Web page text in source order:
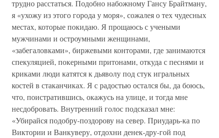
трудно расстаться. Подобно набожному Гансу Брайтману,
я «ухожу из этого города у моря», сожалея о тех чудесных
местах, которые покидаю. Я прощаюсь с учеными
мужчинами и остроумными женщинами,
«забегаловками», биржевыми конторами, где занимаются
спекуляцией, покерными притонами, откуда с песнями и
криками люди катятся к дьяволу под стук игральных
костей в стаканчиках. Я с радостью остался бы, да боюсь,
что, поистратившись, окажусь на улице, и тогда мне
несдобровать. Внутренний голос подсказал мне:
«Убирайся подобру-поздорову на север. Приударь-ка по
Виктории и Ванкуверу, отдохни денек-дру-гой под